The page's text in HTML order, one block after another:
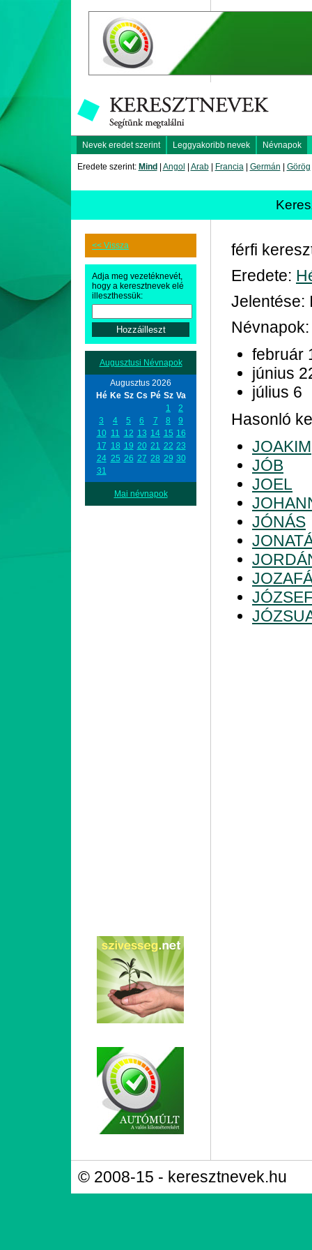
Nevek eredet szerint Leggyakoribb nevek Névnapok
Eredete szerint: Mind Angol Arab| Francia| Germán Görög
<< Vissza
Adja meg vezetéknevét,
hogy a keresztnevek elé
illeszthessük:
Augusztusi Névnapok
Augusztus 2026
Hé Ke Sz Cs Pé Sz Va
1
2
3
4 5 6 7 8
9
10 11 12 13 14 15 16
17 18 19 20 21 22 23
24 25 26 27 28 29 30
31
Mai névnapok
férfi
Eredete:
Jelentése:
Névnapok:
február
június
július 6
Hasonló
JOAKIM
JÓB
JOEL
JÓNÁS
© 2008-15 - keresztnevek.hu